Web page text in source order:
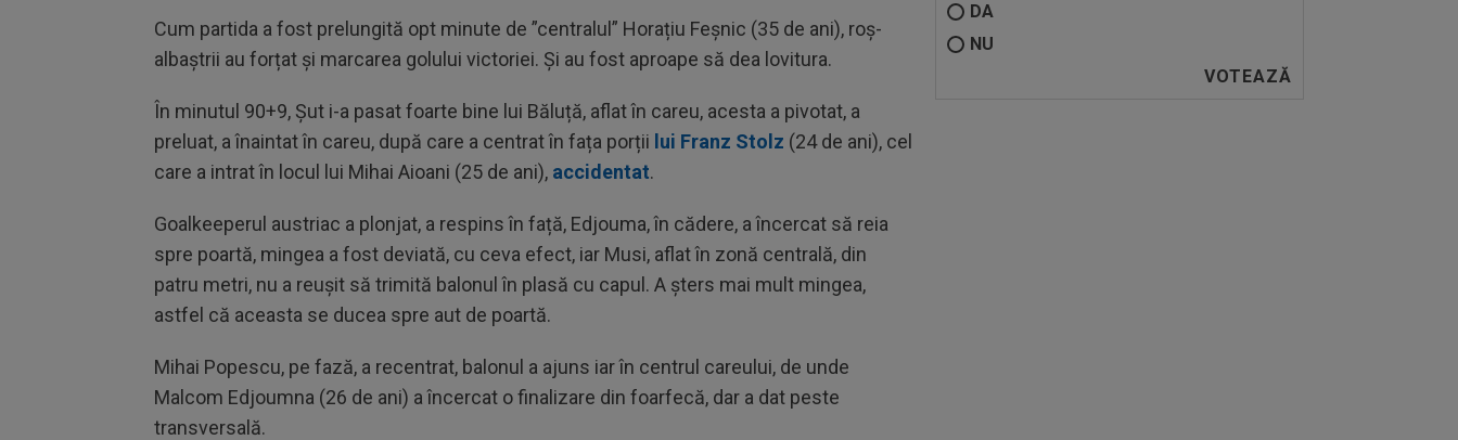
Cum partida a fost prelungită opt minute de ”centralul” Horațiu Feșnic (35 de ani), roș-
albaștrii au forțat și marcarea golului victoriei. Și au fost aproape să dea lovitura.
În minutul 90+9, Șut i-a pasat foarte bine lui Băluță, aflat în careu, acesta a pivotat, a
preluat, a înaintat în careu, după care a centrat în fața porții lui Franz Stolz (24 de ani), cel
care a intrat în locul lui Mihai Aioani (25 de ani), accidentat.
Goalkeeperul austriac a plonjat, a respins în față, Edjouma, în cădere, a încercat să reia
spre poartă, mingea a fost deviată, cu ceva efect, iar Musi, aflat în zonă centrală, din
patru metri, nu a reușit să trimită balonul în plasă cu capul. A șters mai mult mingea,
astfel că aceasta se ducea spre aut de poartă.
Mihai Popescu, pe fază, a recentrat, balonul a ajuns iar în centrul careului, de unde
Malcom Edjoumna (26 de ani) a încercat o finalizare din foarfecă, dar a dat peste
transversală.
DA
NU